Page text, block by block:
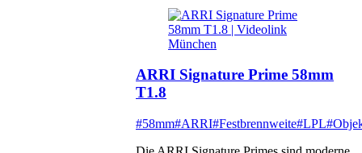
ARRI Signature Prime 58mm
T1.8
#58mm#ARRI#Festbrennweite#LPL